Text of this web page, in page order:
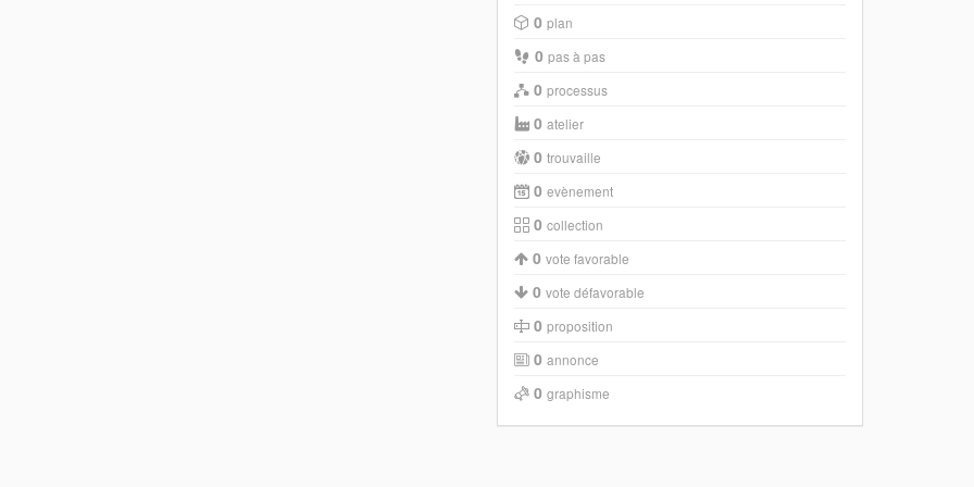
0 plan
0 pas à pas
0 processus
0 atelier
0 trouvaille
0 evènement
0 collection
0 vote favorable
0 vote défavorable
0 proposition
0 annonce
0 graphisme